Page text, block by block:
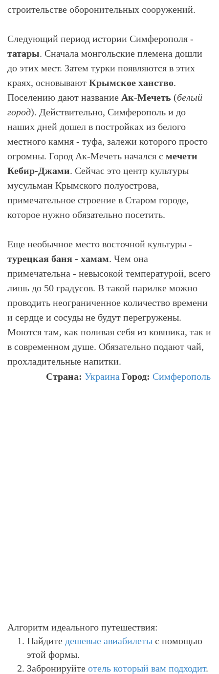
строительстве оборонительных сооружений.
Следующий период истории Симферополя -
татары. Сначала монгольские племена дошли
до этих мест. Затем турки появляются в этих
краях, основывают Крымское ханство.
Поселению дают название Ак-Мечеть (белый
город). Действительно, Симферополь и до
наших дней дошел в постройках из белого
местного камня - туфа, залежи которого просто
огромны. Город Ак-Мечеть начался с мечети
Кебир-Джами. Сейчас это центр культуры
мусульман Крымского полуострова,
примечательное строение в Старом городе,
которое нужно обязательно посетить.
Еще необычное место восточной культуры -
турецкая баня - хамам. Чем она
примечательна - невысокой температурой, всего
лишь до 50 градусов. В такой парилке можно
проводить неограниченное количество времени
и сердце и сосуды не будут перегружены.
Моются там, как поливая себя из ковшика, так и
в современном душе. Обязательно подают чай,
прохладительные напитки.
Город: Симферополь
Страна: Украина
Алгоритм идеального путешествия:
Найдите дешевые авиабилеты с помощью
этой формы.
Забронируйте отель который вам подходит.